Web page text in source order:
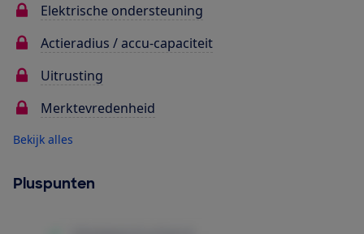
Elektrische ondersteuning
Actieradius / accu-capaciteit
Uitrusting
Merktevredenheid
Bekijk alles
Pluspunten